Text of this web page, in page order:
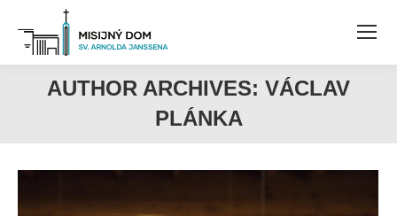
AUTHOR ARCHIVES: VÁCLAV
PLÁNKA